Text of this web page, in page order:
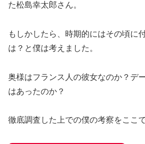
た松島幸太郎さん。
もしかしたら、時期的にはその頃に
は？と僕は考えました。
奥様はフランス人の彼女なのか？デ
はあったのか？
徹底調査した上での僕の考察をここ